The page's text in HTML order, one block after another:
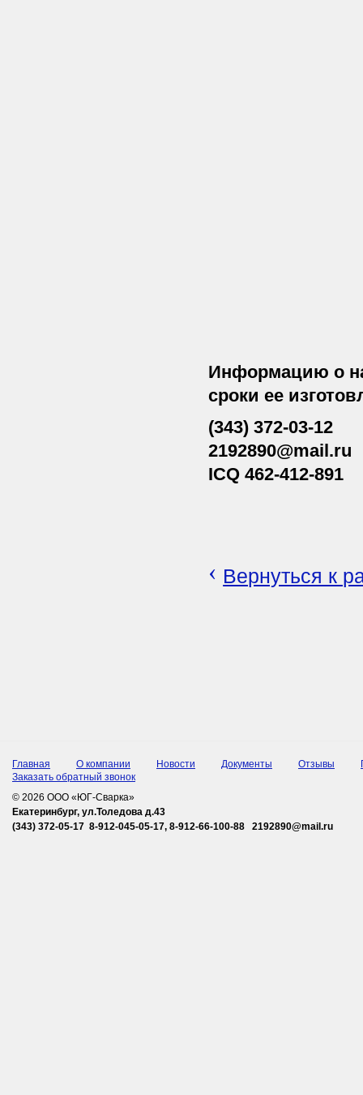
Информацию о
сроки ее
(343) 372-03-12
2192890@mail.ru
ICQ 462-412-891
‹ Вернуться к
Главная О компании Новости Документы Отзывы
Заказать обратный звонок
© 2026 ООО «ЮГ-Сварка»
Екатеринбург, ул.Толедова д.43
(343) 372-05-17 8-912-045-05-17, 8-912-66-100-88 2192890@mail.ru